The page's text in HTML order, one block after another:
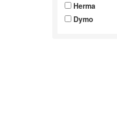
Herma
Dymo